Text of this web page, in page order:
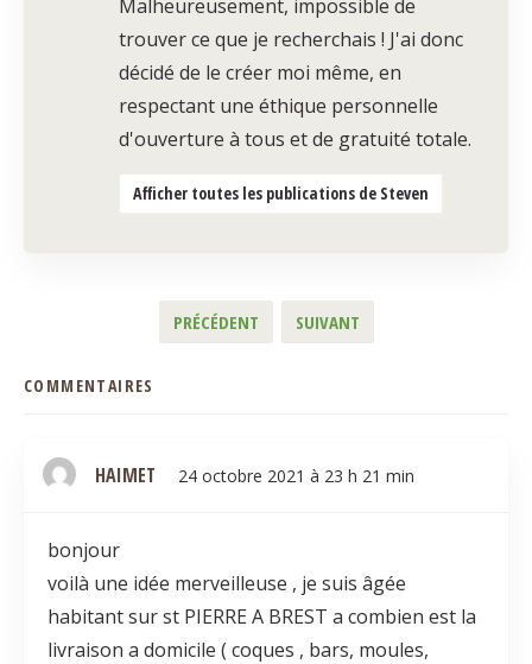
Malheureusement, impossible de
trouver ce que je recherchais ! J'ai donc
décidé de le créer moi même, en
respectant une éthique personnelle
d'ouverture à tous et de gratuité totale.
Afficher toutes les publications de Steven
PRÉCÉDENT SUIVANT
COMMENTAIRES
HAIMET 24 octobre 2021 à 23 h 21 min
bonjour
voilà une idée merveilleuse , je suis âgée
habitant sur st PIERRE A BREST a combien est la
livraison a domicile ( coques , bars, moules,